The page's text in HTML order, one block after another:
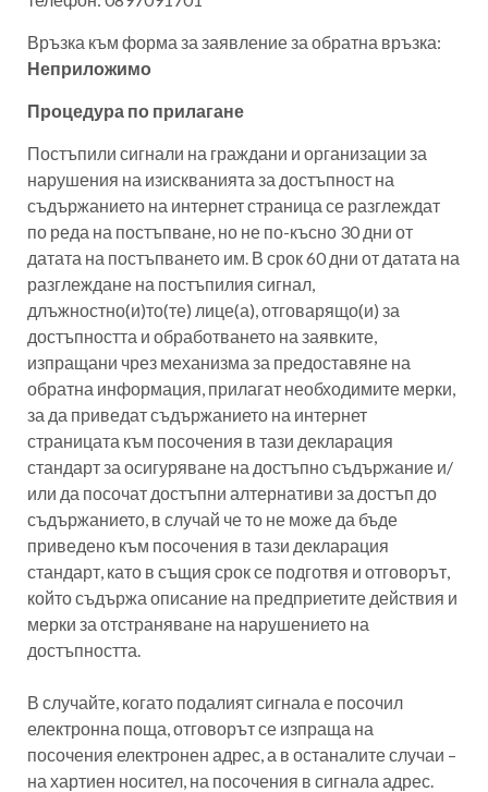
Връзка към форма за заявление за обратна връзка:
Неприложимо
Процедура по прилагане
Постъпили сигнали на граждани и организации за
нарушения на изискванията за достъпност на
съдържанието на интернет страница се разглеждат
по реда на постъпване, но не по-късно 30 дни от
датата на постъпването им. В срок 60 дни от датата на
разглеждане на постъпилия сигнал,
длъжностно(и)то(те) лице(а), отговарящо(и) за
достъпността и обработването на заявките,
изпращани чрез механизма за предоставяне на
обратна информация, прилагат необходимите мерки,
за да приведат съдържанието на интернет
страницата към посочения в тази декларация
стандарт за осигуряване на достъпно съдържание и/
или да посочат достъпни алтернативи за достъп до
съдържанието, в случай че то не може да бъде
приведено към посочения в тази декларация
стандарт, като в същия срок се подготвя и отговорът,
който съдържа описание на предприетите действия и
мерки за отстраняване на нарушението на
достъпността.
В случайте, когато подалият сигнала е посочил
електронна поща, отговорът се изпраща на
посочения електронен адрес, а в останалите случаи –
на хартиен носител, на посочения в сигнала адрес.